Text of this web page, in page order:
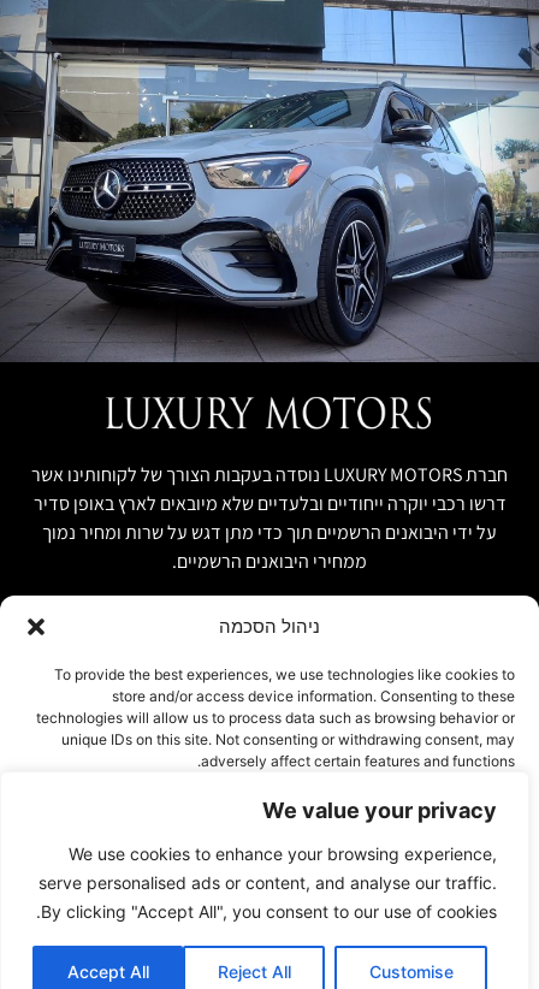
We value your privacy
We use cookies to enhance your browsing experience,
serve personalised ads or content, and analyse our traffic.
By clicking "Accept All", you consent to our use of cookies.
Customise
Reject All
Accept All
ניהול הסכמה
To provide the best experiences, we use technologies like cookies to
store and/or access device information. Consenting to these
technologies will allow us to process data such as browsing behavior or
unique IDs on this site. Not consenting or withdrawing consent, may
adversely affect certain features and functions.
דחייה
חברת LUXURY MOTORS נוסדה בעקבות הצורך של לקוחותינו אשר
דרשו רכבי יוקרה ייחודיים ובלעדיים שלא מיובאים לארץ באופן סדיר
על ידי היבואנים הרשמיים תוך כדי מתן דגש על שרות ומחיר נמוך
ממחירי היבואנים הרשמיים.
אודות
יבוא אישי ויבוא מקביל
טרייד אין ומשומשות
רכבים למכירה במלאי
צור קשר
עמוד פרטיות
074-7408590
office@luxury-motors.co.il